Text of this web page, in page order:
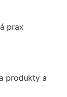
prax
produkty a